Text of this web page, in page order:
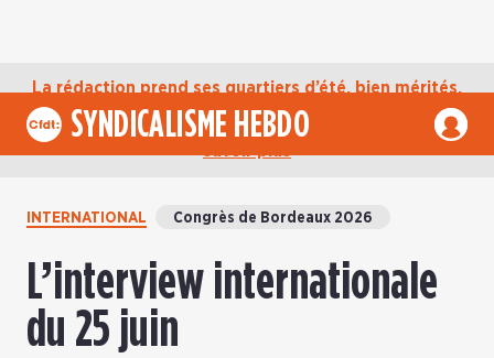
La rédaction prend ses quartiers d’été, bien mérités,
jusqu’au mardi 1er septembre. D’ici là, retrouvez
l’actualité de la CFDT sur notre compte Bluesky. En
SYNDICALISME HEBDO
INTERNATIONAL Congrès de Bordeaux 2026
L’interview internationale
du 25 juin